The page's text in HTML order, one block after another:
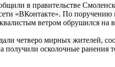
в правительстве
«ВКонтакте». По поручению
ветром обрушился
четверо мирных жителей,
осколочные ранения